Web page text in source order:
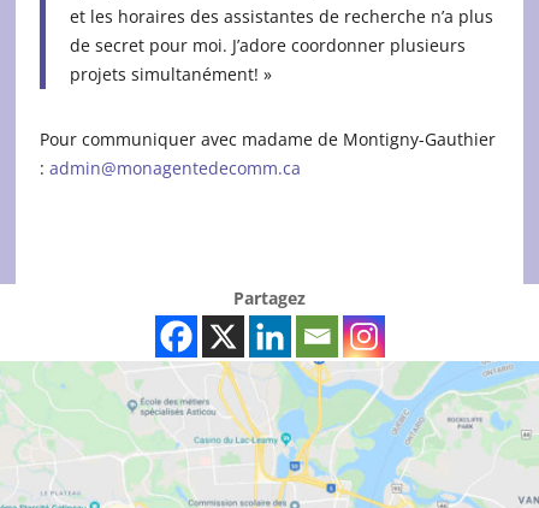
et les horaires des assistantes de recherche n’a plus
de secret pour moi. J’adore coordonner plusieurs
projets simultanément! »
Pour communiquer avec madame de Montigny-Gauthier
:admin@monagentedecomm.ca
Partagez